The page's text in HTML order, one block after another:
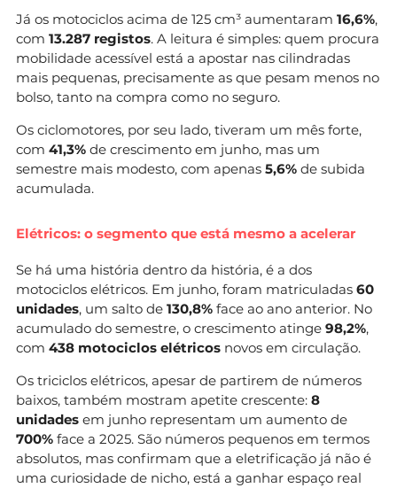
Já os motociclos acima de 125 cm³ aumentaram 16,6%,
com 13.287 registos. A leitura é simples: quem procura
mobilidade acessível está a apostar nas cilindradas
mais pequenas, precisamente as que pesam menos no
bolso, tanto na compra como no seguro.
Os ciclomotores, por seu lado, tiveram um mês forte,
com 41,3% de crescimento em junho, mas um
semestre mais modesto, com apenas 5,6% de subida
acumulada.
Elétricos: o segmento que está mesmo a acelerar
Se há uma história dentro da história, é a dos
motociclos elétricos. Em junho, foram matriculadas 60
unidades, um salto de 130,8% face ao ano anterior. No
acumulado do semestre, o crescimento atinge 98,2%,
com 438 motociclos elétricos novos em circulação.
Os triciclos elétricos, apesar de partirem de números
baixos, também mostram apetite crescente: 8
unidades em junho representam um aumento de
700% face a 2025. São números pequenos em termos
absolutos, mas confirmam que a eletrificação já não é
uma curiosidade de nicho, está a ganhar espaço real